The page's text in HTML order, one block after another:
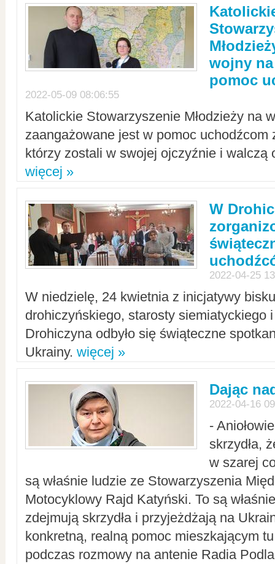
wojny
pomoc
2022-05-09 08:06:55
Katolickie Stowarzyszenie Młodzieży na
zaangażowane jest w pomoc uchodźcom
którzy zostali w swojej ojczyźnie i walczą
więcej »
W
2022-04-25
W niedzielę, 24 kwietnia z inicjatywy
drohiczyńskiego, starosty siemiatyckiego
Drohiczyna odbyło się świąteczne
Ukrainy. więcej »
Dając
2022-04-16
-
skrzydła,
w szarej
są właśnie ludzie ze Stowarzyszenia
Motocyklowy Rajd Katyński. To są
zdejmują skrzydła i przyjeżdżają na
konkretną, realną pomoc mieszkającym
podczas rozmowy na antenie Radia